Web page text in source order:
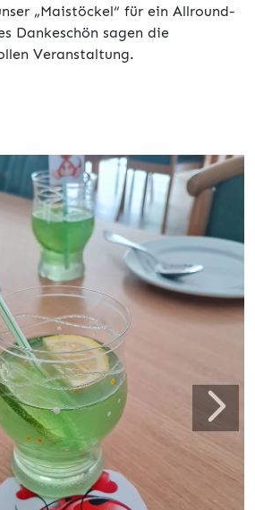
„Maistöckel“ für ein Allround-
Dankeschön sagen die
Veranstaltung.